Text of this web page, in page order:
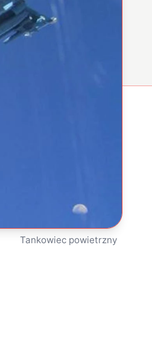
Tankowiec powietrzny